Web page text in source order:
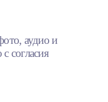
аудио и
согласия